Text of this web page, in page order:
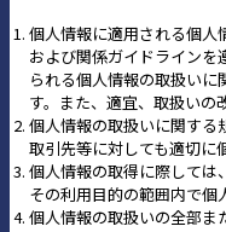
個人情報に適用される個人
および関係ガイドラインを
られる個人情報の取扱い
す。また、適宜、取扱いの
個人情報の取扱いに関する
取引先等に対しても適切に
個人情報の取得に際しては
その利用目的の範囲内で個
個人情報の取扱いの全部ま